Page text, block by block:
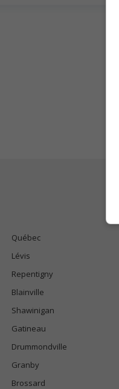
Québec
Lévis
Repentigny
Blainville
Shawinigan
Gatineau
Drummondville
Granby
Brossard